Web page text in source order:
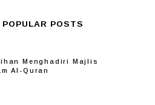
POSTS
Menghadiri Majlis
Al-Quran